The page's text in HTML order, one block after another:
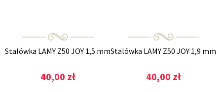
Stalówka LAMY Z50 JOY 1,5 mm
40,00 zł
Stalówka LAMY Z50 JOY 1,9 mm
40,00 zł